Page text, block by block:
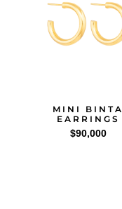
MINI BINTA
EARRINGS
$90,000